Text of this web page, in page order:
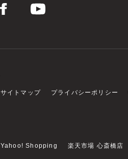
サイトマップ プライバシーポリシー
Yahoo! Shopping 楽天市場 心斎橋店